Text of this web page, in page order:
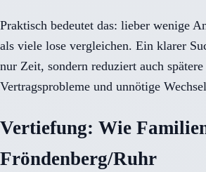
Praktisch bedeutet das: lieber wenige
als viele lose vergleichen. Ein klarer
nur Zeit, sondern reduziert auch
Vertragsprobleme und unnötige
Vertiefung: Wie
Fröndenberg/Ruhr